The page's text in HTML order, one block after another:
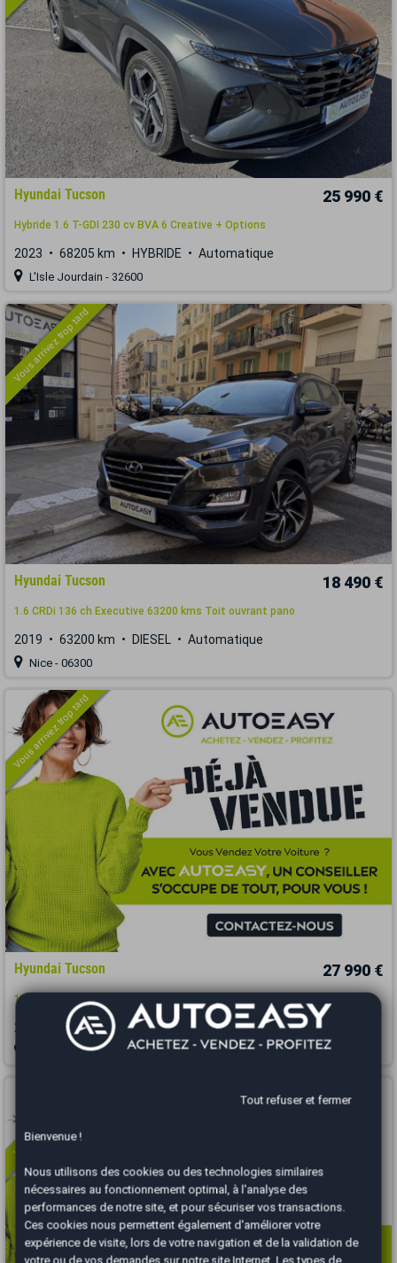
Hyundai Tucson 25 990 €
Hybride 1.6 T-GDI 230 cv BVA 6 Creative + Options
2023 68205 km HYBRIDE Automatique
L'Isle Jourdain - 32600
Vous arrivez trop tard
Hyundai Tucson 18 490 €
1.6 CRDi 136 ch Executive 63200 kms Toit ouvrant pano
2019 63200 km DIESEL Automatique
Nice - 06300
Vous arrivez trop tard
Hyundai Tucson 27 990 €
1.6 T-GDi 230ch Hybrid Executive Toit ouvrant / Attelage / Full Option
2023 35298 km HYBRIDE Automatique
Nantes - 44470
Vous arrivez trop tard Tout refuser et fermer
Bienvenue !
Nous utilisons des cookies ou des technologies similaires
nécessaires au fonctionnement optimal, à l'analyse des
performances de notre site, et pour sécuriser vos transactions.
Ces cookies nous permettent également d'améliorer votre
expérience de visite, lors de votre navigation et de la validation de
votre ou de vos demandes sur notre site Internet. Les types de